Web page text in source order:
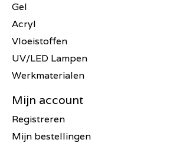
Gel
Acryl
Vloeistoffen
UV/LED Lampen
Werkmaterialen
Mijn account
Registreren
Mijn bestellingen